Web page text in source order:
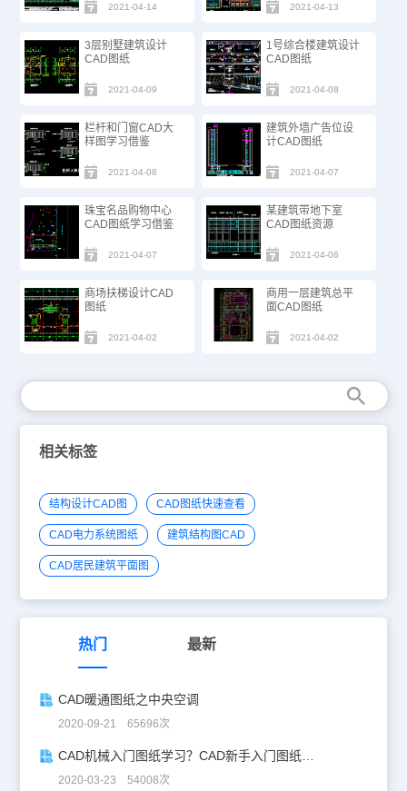
2021-04-14 2021-04-13
3层别墅建筑设计
CAD图纸​
2021-04-09
1号综合楼建筑设计
CAD图纸
2021-04-08
栏杆和门窗CAD大
样图学习借鉴
2021-04-08
建筑外墙广告位设
计CAD图纸
2021-04-07
珠宝名品购物中心
CAD图纸学习借鉴
2021-04-07
某建筑带地下室
CAD图纸资源
2021-04-06
商场扶梯设计CAD
图纸
2021-04-02
商用一层建筑总平
面CAD图纸
2021-04-02
相关标签
结构设计CAD图 CAD图纸快速查看
CAD电力系统图纸 建筑结构图CAD
CAD居民建筑平面图
热门 最新
CAD暖通图纸之中央空调
2020-09-21 65696次
CAD机械入门图纸学习？CAD新手入门图纸练习
2020-03-23 54008次